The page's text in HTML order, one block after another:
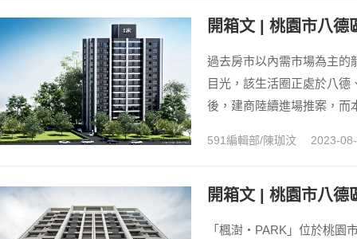
開箱文 | 桃園市八德
過去房市以內需市場為主的
目光，該生活圈正處於八
後，建商陸續進場推案，而
591編輯部/陳珈汶 2023-
「楓澍‧PARK」位於桃園